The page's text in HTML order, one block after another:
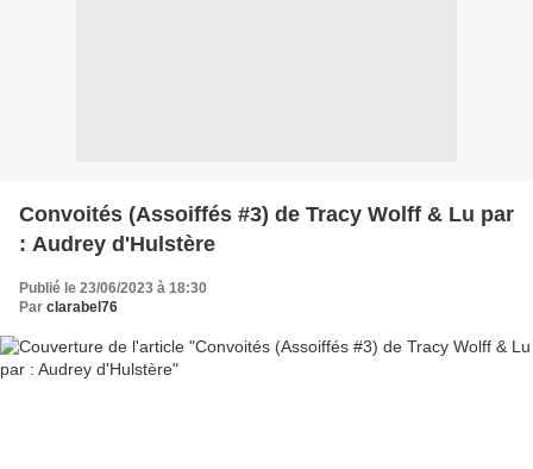
Convoités (Assoiffés #3) de Tracy Wolff & Lu par
: Audrey d'Hulstère
Publié le 23/06/2023 à 18:30
Par clarabel76